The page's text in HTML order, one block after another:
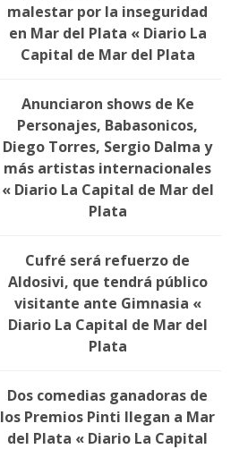
malestar por la inseguridad
en Mar del Plata « Diario La
Capital de Mar del Plata
Anunciaron shows de Ke
Personajes, Babasonicos,
Diego Torres, Sergio Dalma y
más artistas internacionales
« Diario La Capital de Mar del
Plata
Cufré será refuerzo de
Aldosivi, que tendrá público
visitante ante Gimnasia «
Diario La Capital de Mar del
Plata
Dos comedias ganadoras de
los Premios Pinti llegan a Mar
del Plata « Diario La Capital